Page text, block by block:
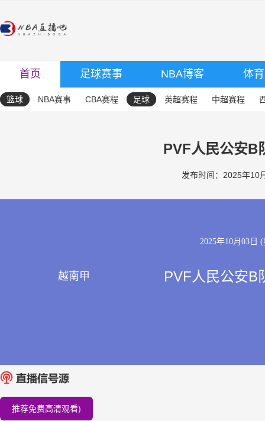
首页 足球赛事 NBA博客 体
篮球 NBA赛事 CBA赛程 足球 英超赛程 中超赛程
PVF人民公安B
发布时间：2025年10
2025年10月03日
越南甲 PVF人民公安B
推荐免费高清观看)